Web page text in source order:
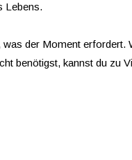
Lebens.
der Moment erfordert.
benötigst, kannst du zu